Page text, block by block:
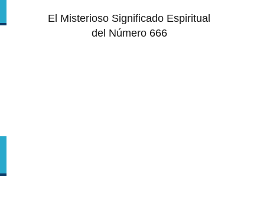
El Misterioso Significado Espiritual
del Número 666